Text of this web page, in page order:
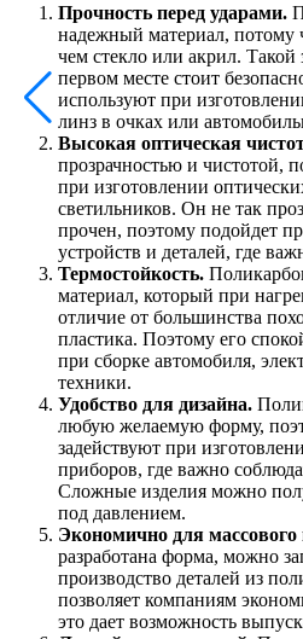
Прочность перед ударами.
надежный материал, потому
чем стекло или акрил. Такой
первом месте стоит
используют при
линз в очках или
Высокая оптическая
прозрачностью и чистотой,
при изготовлении
светильников. Он не так
прочен, поэтому подойдет
устройств и деталей, где
Термостойкость.
материал, который при
отличие от большинства
пластика. Поэтому его
при сборке автомобиля,
техники.
Удобство для дизайна.
любую желаемую форму,
задействуют при
приборов, где важно
Сложные изделия можно
под давлением.
Экономично для
разработана форма, можно
производство деталей из
позволяет компаниям
это дает возможность